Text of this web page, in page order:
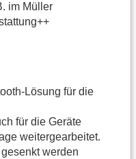
im Müller
Lösung für die
für die Geräte
weitergearbeitet.
werden